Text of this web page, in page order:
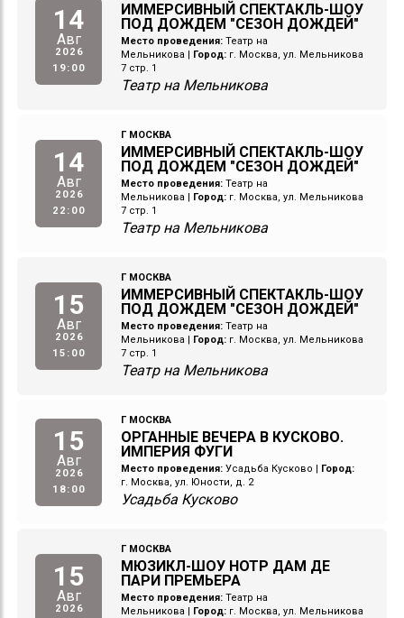
14
Авг
2026
19:00
ИММЕРСИВНЫЙ СПЕКТАКЛЬ-ШОУ
ПОД ДОЖДЕМ "СЕЗОН ДОЖДЕЙ"
Место проведения: Театр на
Мельникова
Город: г. Москва, ул. Мельникова
7 стр. 1
Театр на Мельникова
14
Авг
2026
22:00
Г МОСКВА
ИММЕРСИВНЫЙ СПЕКТАКЛЬ-ШОУ
ПОД ДОЖДЕМ "СЕЗОН ДОЖДЕЙ"
Место проведения: Театр на
Мельникова
Город: г. Москва, ул. Мельникова
7 стр. 1
Театр на Мельникова
15
Авг
2026
15:00
Г МОСКВА
ИММЕРСИВНЫЙ СПЕКТАКЛЬ-ШОУ
ПОД ДОЖДЕМ "СЕЗОН ДОЖДЕЙ"
Место проведения: Театр на
Мельникова
Город: г. Москва, ул. Мельникова
7 стр. 1
Театр на Мельникова
15
Авг
2026
18:00
Г МОСКВА
ОРГАННЫЕ ВЕЧЕРА В КУСКОВО.
ИМПЕРИЯ ФУГИ
Место проведения: Усадьба Кусково
Город:
г. Москва, ул. Юности, д. 2
Усадьба Кусково
15
Авг
2026
Г МОСКВА
МЮЗИКЛ-ШОУ НОТР ДАМ ДЕ
ПАРИ ПРЕМЬЕРА
Место проведения: Театр на
Мельникова
Город: г. Москва, ул. Мельникова